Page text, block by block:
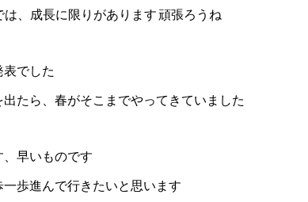
、成長に限りがあります頑張ろうね
でした
たら、春がそこまでやってきていました
早いものです
歩進んで行きたいと思います